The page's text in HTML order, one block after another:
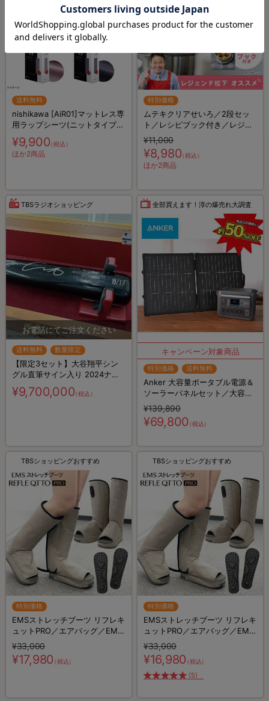
送料無料
nishikawa [AiR01]マットレス専
用ラップシーツ(ニットタイプ)
／シングル(S)
¥9,900（税込）
ほか2商品
特別価格
ムテキクリアせいろ／2段セッ
ト／レシピブック付き／レジェ
ンド松下／電子レンジOK／キッ
チングッズ
¥11,000
¥8,980（税込）
ほか2商品
TBSラジオショッピング
送料無料 数量限定
【限定3セット】大谷翔平シン
グル直筆サイン入り 2024ナシ
ョナルリーグMVP記念試合用モ
デルバット／展示用フレーム2
¥9,700,000（税込）
全部買えます！淳の爆売れ大調査
特別価格 送料無料
Anker 大容量ポータブル電源＆
ソーラーパネルセット／大容量
＆高出力／768Wh／10ポート／
防災グッズ／災害対策
¥139,890
¥69,800（税込）
TBSショッピングおすすめ
特別価格
EMSストレッチブーツ リフレキ
ュットPRO／エアバッグ／EMS
搭載／ブーツ型リラクゼーショ
ン機器
¥33,000
¥17,980（税込）
TBSショッピングおすすめ
特別価格
EMSストレッチブーツ リフレキ
ュットPRO／エアバッグ／EMS
搭載／ブーツ型リラクゼーショ
ン機器
¥33,000
¥16,980（税込）
(5)